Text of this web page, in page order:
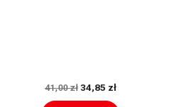
41,00 zł 34,85 zł